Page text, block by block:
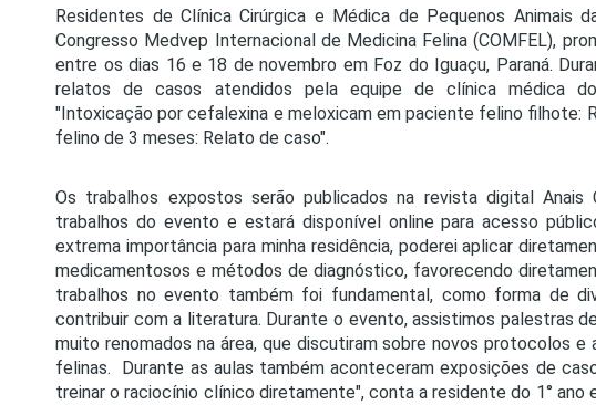
Residentes de Clínica Cirúrgica e Médica de Pequenos Animais
Congresso Medvep Internacional de Medicina Felina (COMFEL),
entre os dias 16 e 18 de novembro em Foz do Iguaçu, Paraná.
relatos de casos atendidos pela equipe de clínica médica
"Intoxicação por cefalexina e meloxicam em paciente felino filhote:
felino de 3 meses: Relato de caso".
Os trabalhos expostos serão publicados na revista digital
trabalhos do evento e estará disponível online para acesso
extrema importância para minha residência, poderei aplicar
medicamentosos e métodos de diagnóstico, favorecendo
trabalhos no evento também foi fundamental, como forma de
contribuir com a literatura. Durante o evento, assistimos palestras
muito renomados na área, que discutiram sobre novos protocolos e
felinas. Durante as aulas também aconteceram exposições de
treinar o raciocínio clínico diretamente", conta a residente do 1° ano